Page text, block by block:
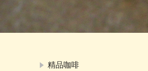
精品咖啡